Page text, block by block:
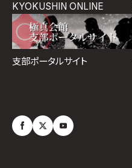
KYOKUSHIN ONLINE
支部ポータルサイト